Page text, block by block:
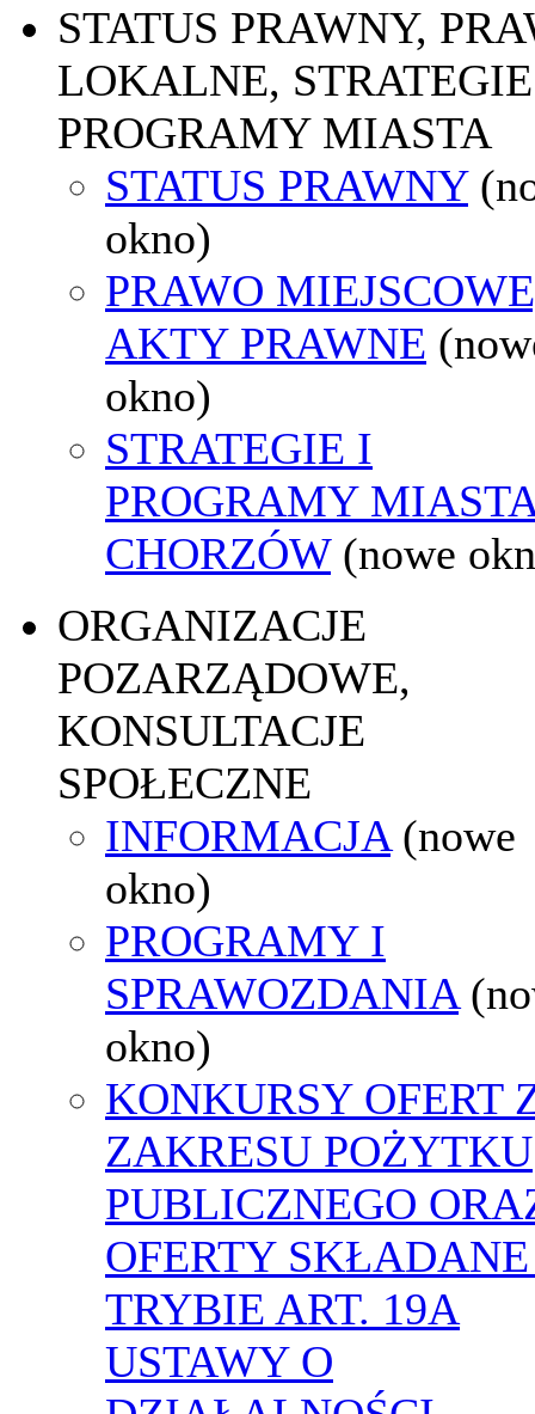
STATUS PRAWNY,
LOKALNE,
PROGRAMY MIASTA
STATUS PRAWNY
okno)
PRAWO
AKTY PRAWNE
okno)
STRATEGIE I
PROGRAMY
CHORZÓW (nowe
ORGANIZACJE
POZARZĄDOWE,
KONSULTACJE
SPOŁECZNE
INFORMACJA (nowe
okno)
PROGRAMY I
SPRAWOZDANIA
okno)
KONKURSY OFERT
ZAKRESU POŻYTKU
PUBLICZNEGO
OFERTY
TRYBIE ART. 19A
USTAWY O